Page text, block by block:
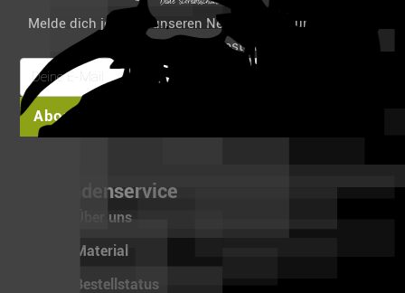
Melde dich jetzt für unseren Newsletter an und spare 6%
auf deine erste Bestellung!
Abonnieren
Kundenservice
Über uns
Material
Bestellstatus